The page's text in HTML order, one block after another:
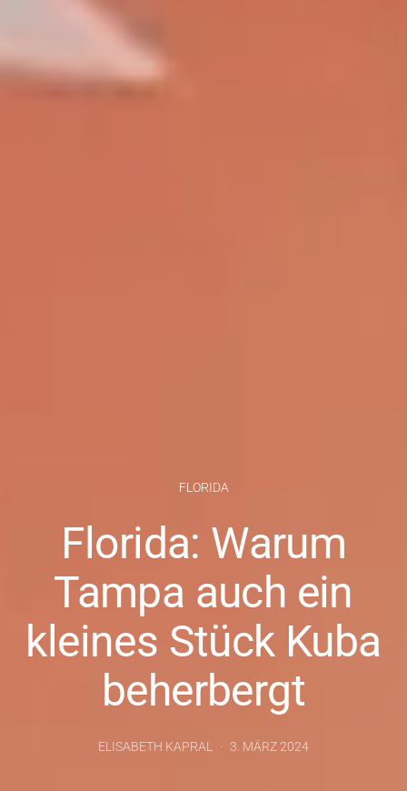
FLORIDA
Florida: Warum
Tampa auch ein
kleines Stück Kuba
beherbergt
ELISABETH KAPRAL 3. MÄRZ 2024